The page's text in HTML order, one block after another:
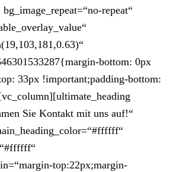
repeat“
bottom: 0px
33px !important;padding-bottom:
Sie Kontakt mit uns auf!“
top:22px;margin-